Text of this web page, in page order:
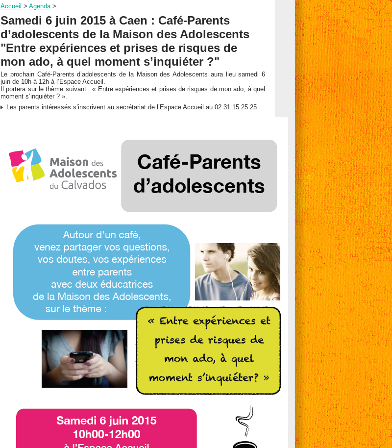
Accueil > Agenda >
Samedi 6 juin 2015 à Caen : Café-Parents
d’adolescents de la Maison des Adolescents
"Entre expériences et prises de risques de
mon ado, à quel moment s’inquiéter ?"
Le prochain Café-Parents d’adolescents de la Maison des Adolescents aura lieu samedi 6
juin de 10h à 12h à l’Espace Accueil.
Il portera sur le thème suivant : « Entre expériences et prises de risques de mon ado, à quel
moment s’inquiéter ? ».
Les parents intéressés s’inscrivent au secrétariat de l’Espace Accueil au 02 31 15 25 25.